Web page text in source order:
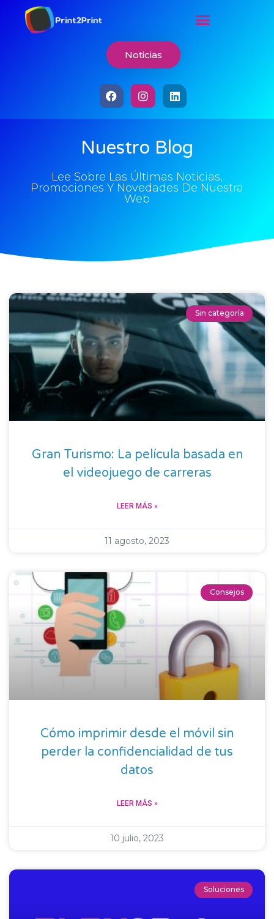
Noticias
Nuestro Blog
Lee Sobre Las Últimas Noticias,
Promociones Y Novedades De Nuestra
Web
Sin categoría
Gran Turismo: La película basada en
el videojuego de carreras
LEER MÁS »
11 agosto, 2023
Consejos
Cómo imprimir desde el móvil sin
perder la confidencialidad de tus
datos
LEER MÁS »
10 julio, 2023
Soluciones